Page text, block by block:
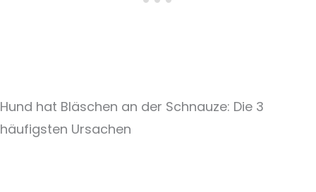
Hund hat Bläschen an der Schnauze: Die 3
häufigsten Ursachen